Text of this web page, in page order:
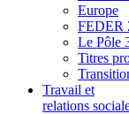
Europe
FEDER
Le Pôle
Titres
Travail et
relations